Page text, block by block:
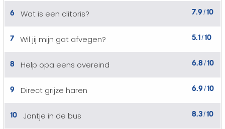
6 Wat is een clitoris? 7.9 /10
7 Wil jij mijn gat afvegen? 5.1/10
8 Help opa eens overeind 6.8 /10
9 Direct grijze haren 6.9 /10
10 Jantje in de bus 8.3/10